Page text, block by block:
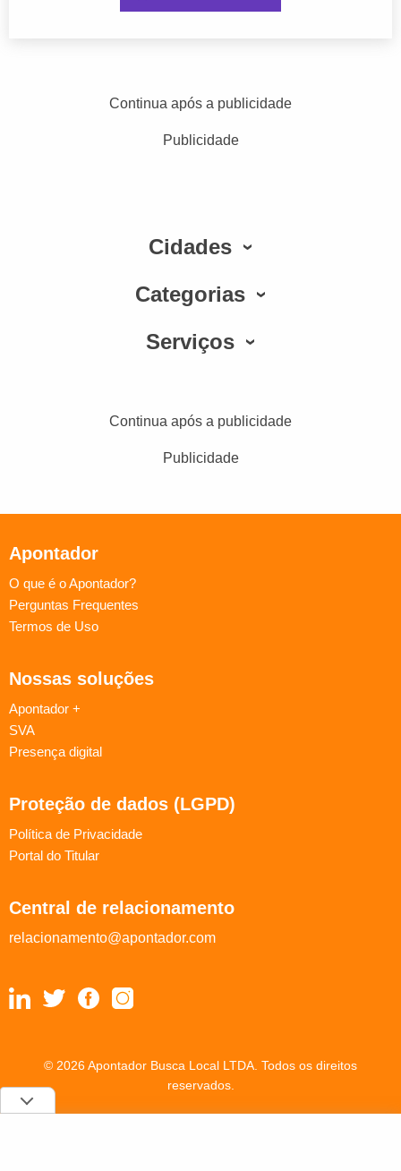
Continua após a publicidade
Publicidade
Cidades
Categorias
Serviços
Continua após a publicidade
Publicidade
Apontador
O que é o Apontador?
Perguntas Frequentes
Termos de Uso
Nossas soluções
Apontador +
SVA
Presença digital
Proteção de dados (LGPD)
Política de Privacidade
Portal do Titular
Central de relacionamento
relacionamento@apontador.com
© 2026 Apontador Busca Local LTDA. Todos os direitos
reservados.